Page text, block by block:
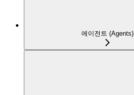
에이전트 (Agents)